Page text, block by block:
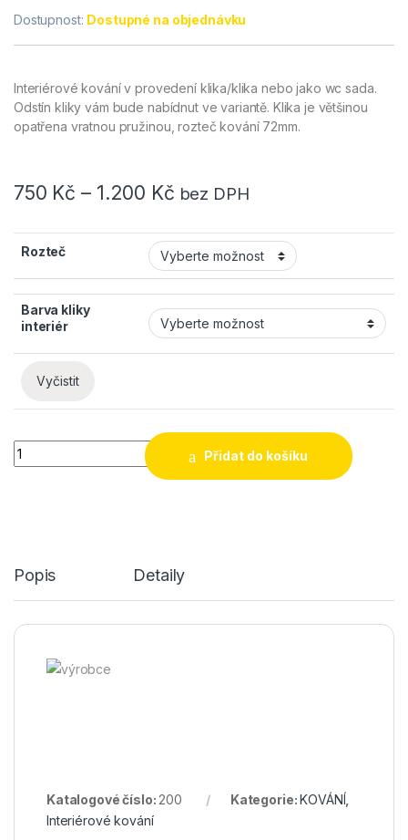
Dostupnost: Dostupné na objednávku
Interiérové kování v provedení klika/klika nebo jako wc sada.
Odstín kliky vám bude nabídnut ve variantě. Klika je většinou
opatřena vratnou pružinou, rozteč kování 72mm.
750 Kč – 1.200 Kč bez DPH
Rozteč
Barva kliky
interiér
Vyčistit
Klika štítová Laura quantity
Přidat do košíku
Popis Detaily
Katalogové číslo: 200 Kategorie:KOVÁNÍ
Interiérové kování